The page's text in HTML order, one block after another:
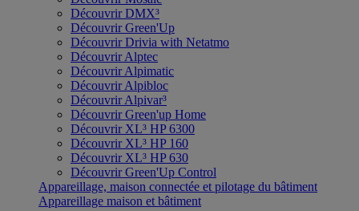
Découvrir DMX³
Découvrir Green'Up
Découvrir Drivia with Netatmo
Découvrir Alptec
Découvrir Alpimatic
Découvrir Alpibloc
Découvrir Alpivar³
Découvrir Green'up Home
Découvrir XL³ HP 6300
Découvrir XL³ HP 160
Découvrir XL³ HP 630
Découvrir Green'Up Control
Appareillage, maison connectée et pilotage du bâtiment
Appareillage maison et bâtiment